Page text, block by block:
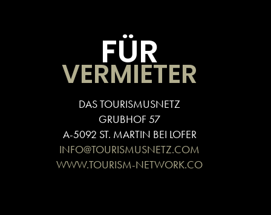
FÜR
VERMIETER
DAS TOURISMUSNETZ
GRUBHOF 57
A-5092 ST. MARTIN BEI LOFER
INFO@TOURISMUSNETZ.COM
WWW.TOURISM-NETWORK.CO